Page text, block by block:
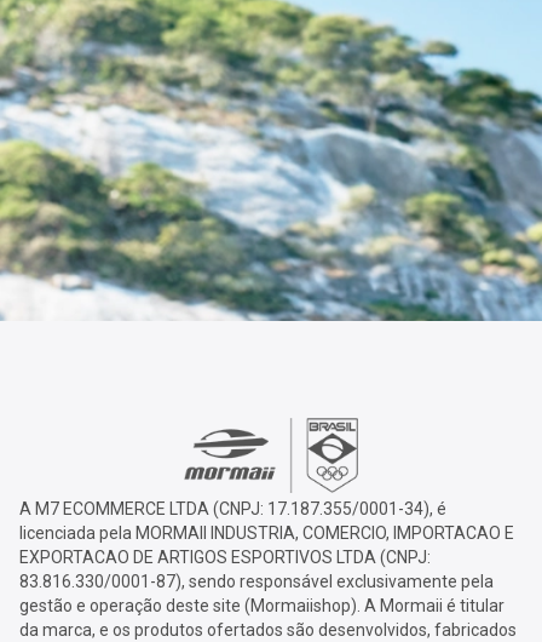
A M7 ECOMMERCE LTDA (CNPJ: 17.187.355/0001-34), é
licenciada pela MORMAII INDUSTRIA, COMERCIO, IMPORTACAO E
EXPORTACAO DE ARTIGOS ESPORTIVOS LTDA (CNPJ:
83.816.330/0001-87), sendo responsável exclusivamente pela
gestão e operação deste site (Mormaiishop). A Mormaii é titular
da marca, e os produtos ofertados são desenvolvidos, fabricados